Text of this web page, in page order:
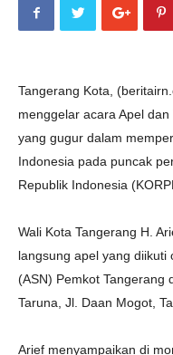
Tangerang Kota,
menggelar acara Apel
yang gugur dalam
Indonesia pada puncak
Republik Indonesia
Wali Kota Tangerang H.
langsung apel yang diikuti
(ASN) Pemkot Tangerang
Taruna, Jl. Daan Mogot,
Arief menyampaikan di